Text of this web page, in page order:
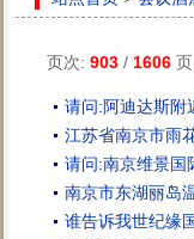
页次: 903 / 1606
请问:阿迪达斯附
江苏省南京市雨
请问:南京维景国
南京市东湖丽岛
谁告诉我世纪缘